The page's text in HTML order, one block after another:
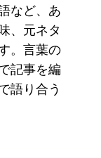
など、あ
、元ネタ
。言葉の
記事を編
語り合う